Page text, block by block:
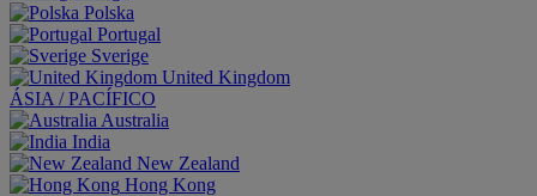
Polska
Portugal
Sverige
United Kingdom
ÁSIA / PACÍFICO
Australia
India
New Zealand
Hong Kong